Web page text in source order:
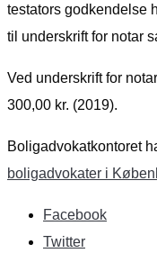
testators godkendelse
til underskrift for notar
Ved underskrift for
300,00 kr. (2019).
Boligadvokatkontoret
boligadvokater i
Facebook
Twitter